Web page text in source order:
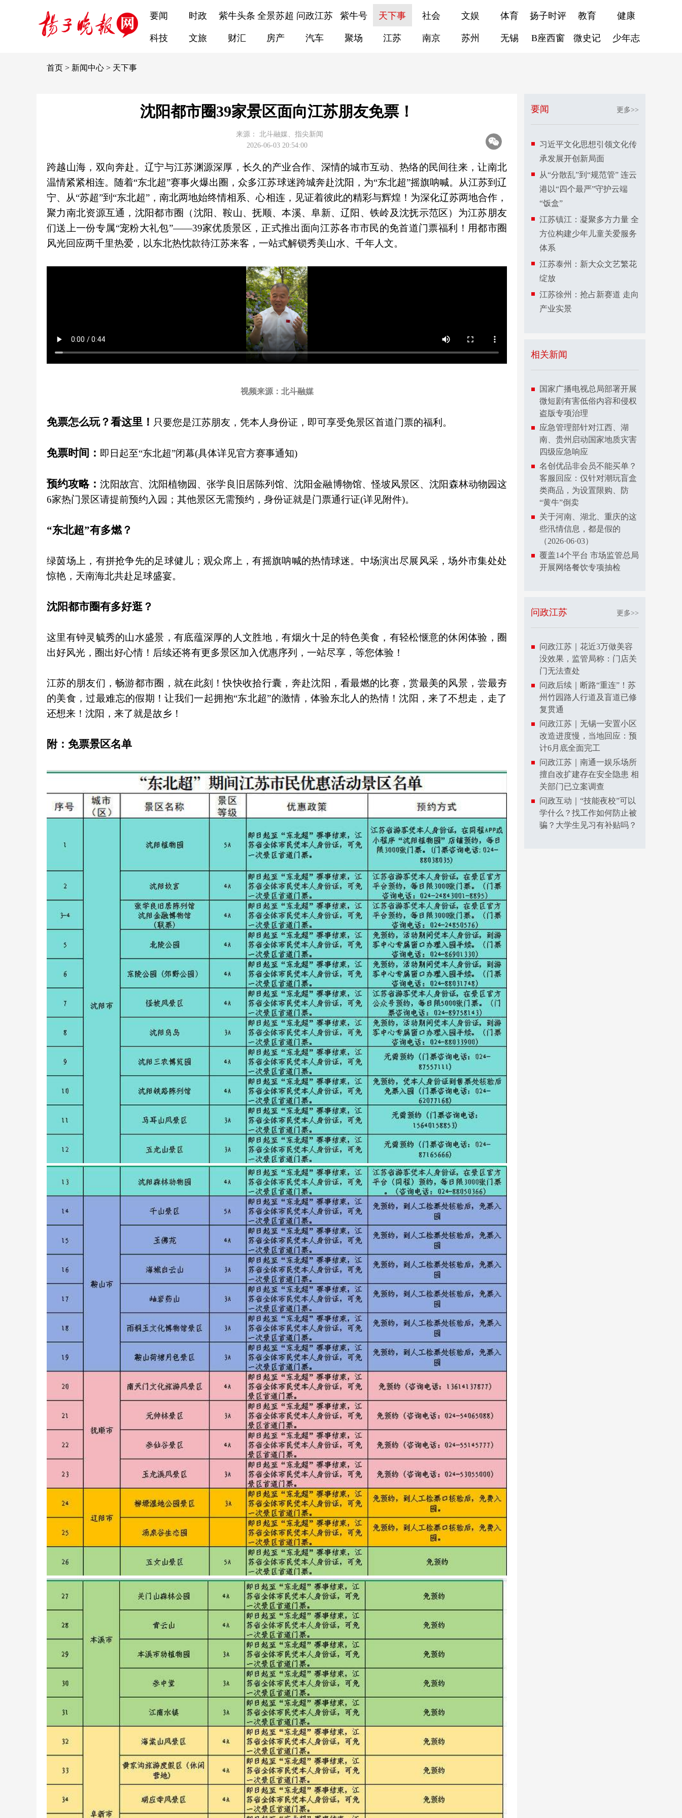
要闻 时政 紫牛头条 全景苏超 问政江苏 紫牛号 天下事 社会 文娱 体育 扬子时评 教育 健康
科技 文旅 财汇 房产 汽车 聚场 江苏 南京 苏州 无锡 B座西窗 微史记 少年志
首页 > 新闻中心 > 天下事
沈阳都市圈39家景区面向江苏朋友免票！
来源：
北斗融媒、指尖新闻
2026-06-03 20:54:00
跨越山海，双向奔赴。辽宁与江苏渊源深厚，长久的产业合作、深情的城市互动、热络的民间往来，让南北
温情紧紧相连。随着“东北超”赛事火爆出圈，众多江苏球迷跨城奔赴沈阳，为“东北超”摇旗呐喊。从江苏到辽
宁、从“苏超”到“东北超”，南北两地始终情相系、心相连，见证着彼此的精彩与辉煌！为深化辽苏两地合作，
聚力南北资源互通，沈阳都市圈（沈阳、鞍山、抚顺、本溪、阜新、辽阳、铁岭及沈抚示范区）为江苏朋友
们送上一份专属“宠粉大礼包”——39家优质景区，正式推出面向江苏各市市民的免首道门票福利！用都市圈
风光回应两千里热爱，以东北热忱款待江苏来客，一站式解锁秀美山水、千年人文。
视频来源：北斗融媒
免票怎么玩？看这里！ 只要您是江苏朋友，凭本人身份证，即可享受免景区首道门票的福利。
免票时间： 即日起至“东北超”闭幕(具体详见官方赛事通知)
预约攻略：沈阳故宫、沈阳植物园、张学良旧居陈列馆、沈阳金融博物馆、怪坡风景区、沈阳森林动物园这
6家热门景区请提前预约入园；其他景区无需预约，身份证就是门票通行证(详见附件)。
“东北超”有多燃？
绿茵场上，有拼抢争先的足球健儿；观众席上，有摇旗呐喊的热情球迷。中场演出尽展风采，场外市集处处
惊艳，天南海北共赴足球盛宴。
沈阳都市圈有多好逛？
这里有钟灵毓秀的山水盛景，有底蕴深厚的人文胜地，有烟火十足的特色美食，有轻松惬意的休闲体验，圈
出好风光，圈出好心情！后续还将有更多景区加入优惠序列，一站尽享，等您体验！
江苏的朋友们，畅游都市圈，就在此刻！快快收拾行囊，奔赴沈阳，看最燃的比赛，赏最美的风景，尝最夯
的美食，过最难忘的假期！让我们一起拥抱“东北超”的激情，体验东北人的热情！沈阳，来了不想走，走了
还想来！沈阳，来了就是故乡！
附：免票景区名单
要闻 更多>>
习近平文化思想引领文化传
承发展开创新局面
从“分散乱”到“规范管” 连云
港以“四个最严”守护云端
“饭盒”
江苏镇江：凝聚多方力量 全
方位构建少年儿童关爱服务
体系
江苏泰州：新大众文艺繁花
绽放
江苏徐州：抢占新赛道 走向
产业实景
相关新闻
国家广播电视总局部署开展
微短剧有害低俗内容和侵权
盗版专项治理
应急管理部针对江西、湖
南、贵州启动国家地质灾害
四级应急响应
名创优品非会员不能买单？
客服回应：仅针对潮玩盲盒
类商品，为设置限购、防
“黄牛”倒卖
关于河南、湖北、重庆的这
些汛情信息，都是假的
（2026·06·03）
覆盖14个平台 市场监管总局
开展网络餐饮专项抽检
问政江苏 更多>>
问政江苏｜花近3万做美容
没效果，监管局称：门店关
门无法查处
问政后续｜断路“重连”！苏
州竹园路人行道及盲道已修
复贯通
问政江苏｜无锡一安置小区
改造进度慢，当地回应：预
计6月底全面完工
问政江苏｜南通一娱乐场所
擅自改扩建存在安全隐患 相
关部门已立案调查
问政互动｜“技能夜校”可以
学什么？找工作如何防止被
骗？大学生见习有补贴吗？